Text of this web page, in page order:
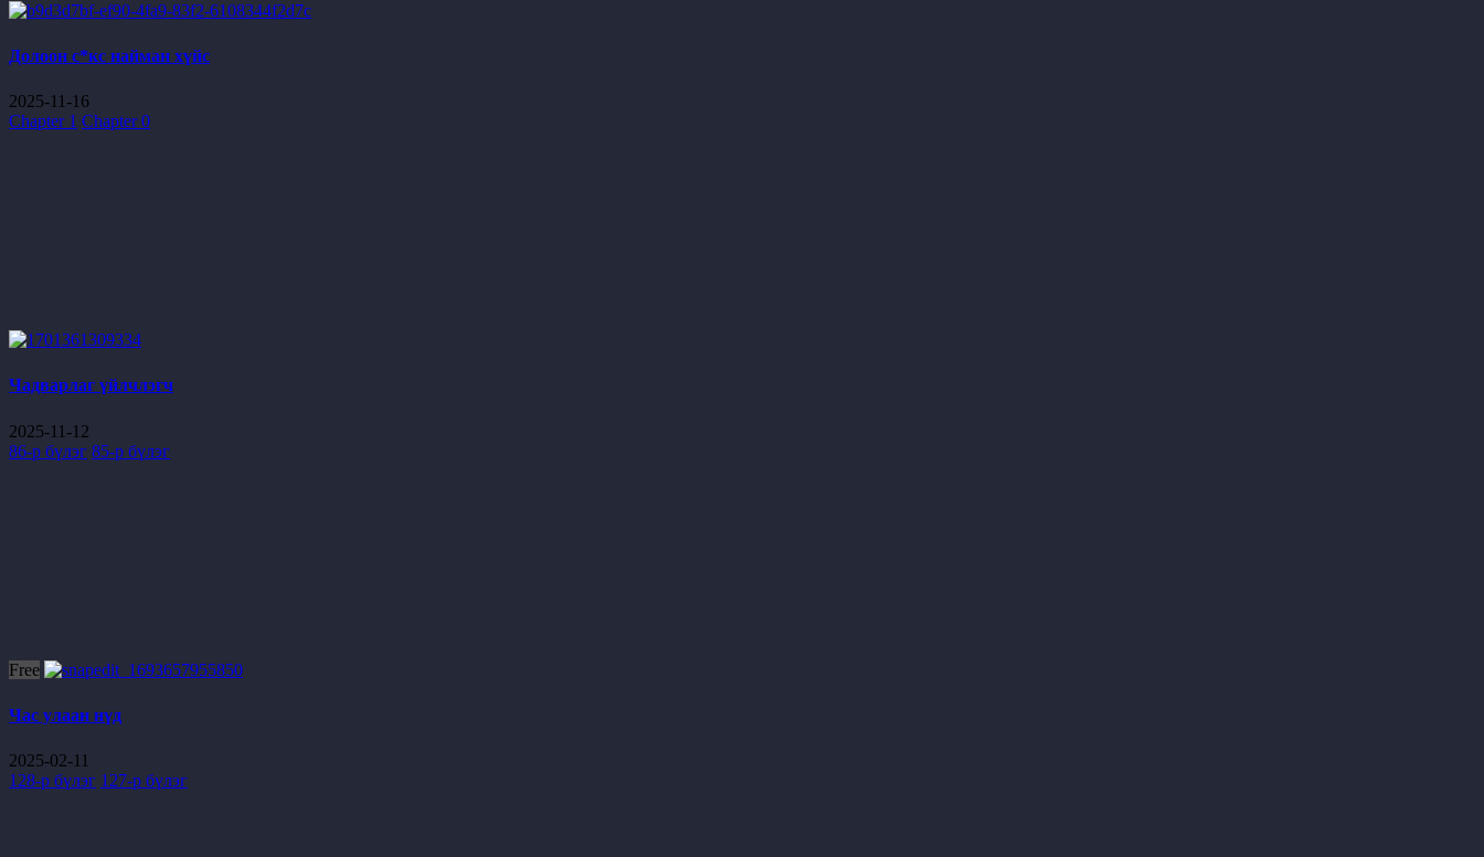
Долоон с*кс найман хүйс
2025-11-16
Chapter 1 Chapter 0
Чадварлаг үйлчлэгч
2025-11-12
86-р бүлэг 85-р бүлэг
Free
Час улаан нүд
2025-02-11
128-р бүлэг 127-р бүлэг